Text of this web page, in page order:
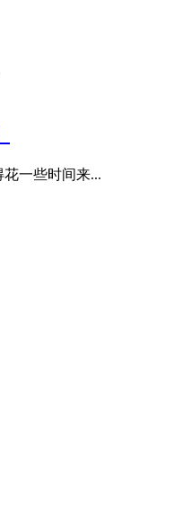
花一些时间来...